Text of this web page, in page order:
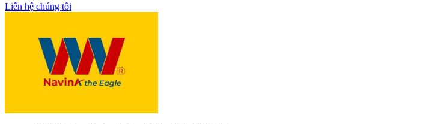
Liên hệ chúng tôi